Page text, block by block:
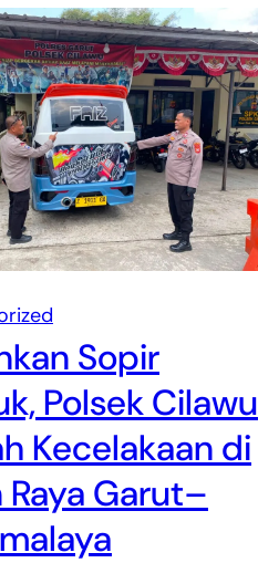
Sopir
Polsek Cilawu
Kecelakaan di
Raya Garut–